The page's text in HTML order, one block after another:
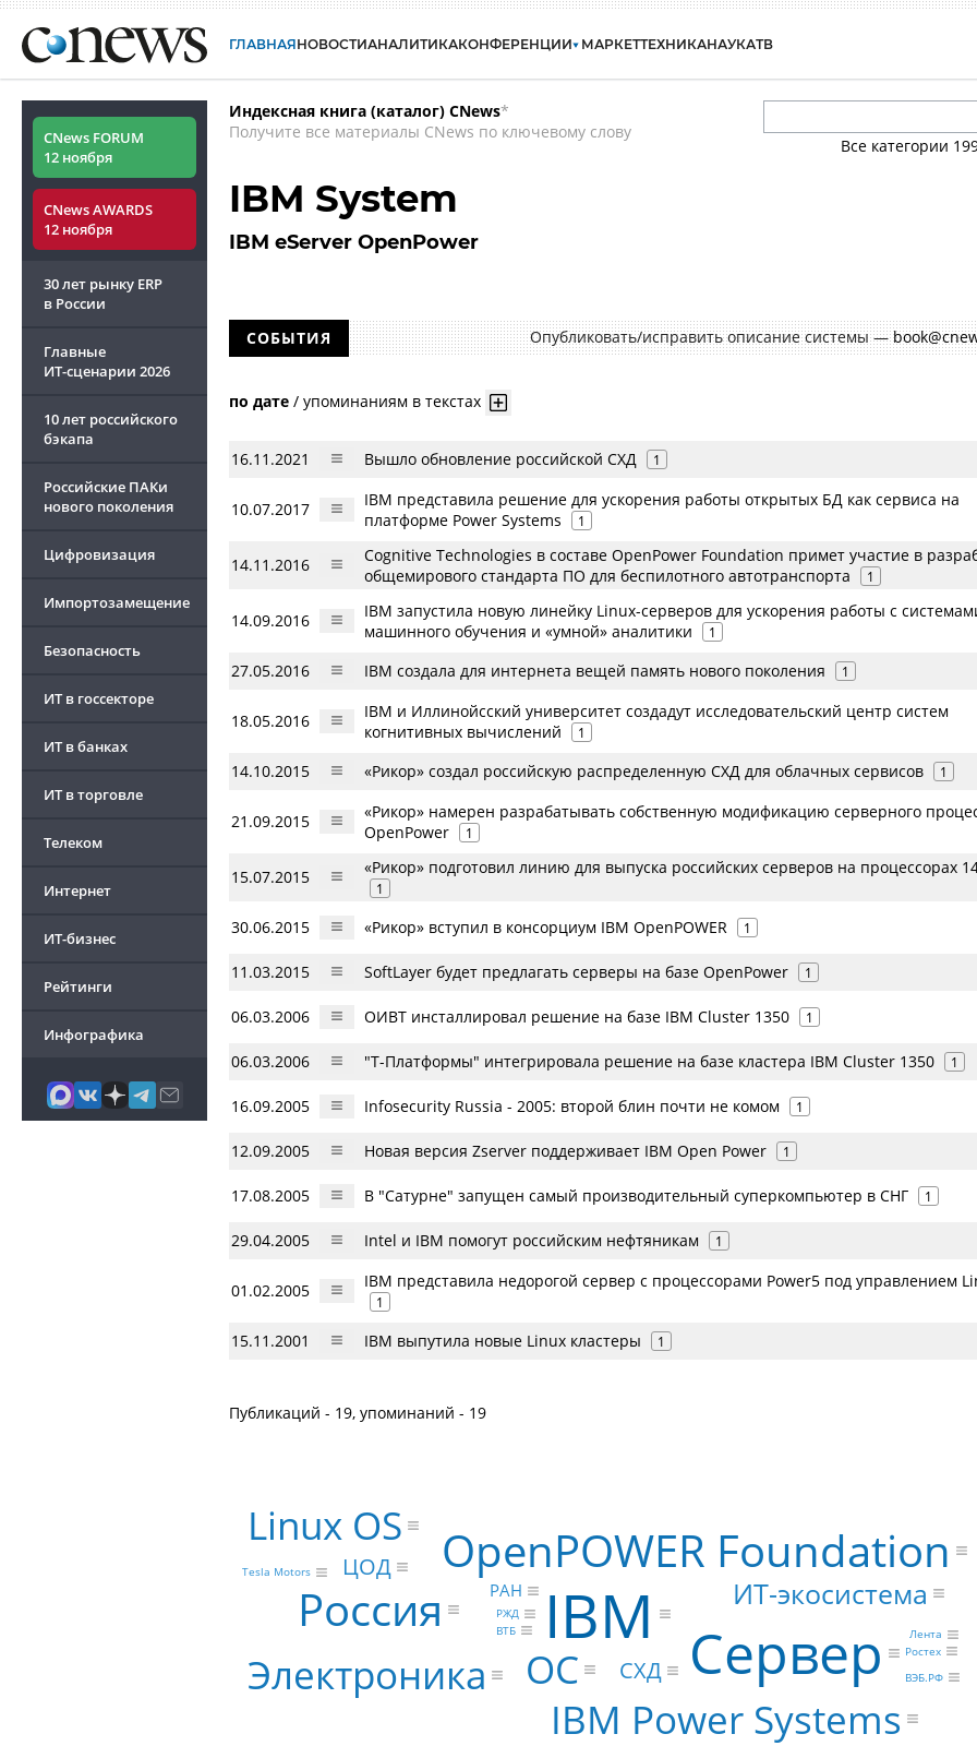
ГЛАВНАЯНОВОСТИАНАЛИТИКАКОНФЕРЕНЦИИ МАРКЕТТЕХНИКАНАУКАТВ
CNews FORUM
12 ноября
CNews AWARDS
12 ноября
30 лет рынку ERP
в России
Главные
ИТ-сценарии 2026
10 лет российского
бэкапа
Российские ПАКи
нового поколения
Цифровизация
Импортозамещение
Безопасность
ИТ в госсекторе
ИТ в банках
ИТ в торговле
Телеком
Интернет
ИТ-бизнес
Рейтинги
Инфографика
Индексная книга (каталог) CNews*
Получите все материалы CNews по ключевому слову
Все категории
IBM System
IBM eServer OpenPower
СОБЫТИЯ Опубликовать/исправить описание системы —
по дате / упоминаниям в текстах
16.11.2021 Вышло обновление российской СХД 1
10.07.2017
IBM представила решение для ускорения работы открытых БД как сервиса на
платформе Power Systems
1
14.11.2016
Cognitive Technologies в составе OpenPower Foundation примет участие в
общемирового стандарта ПО для беспилотного автотранспорта
1
14.09.2016
IBM запустила новую линейку Linux-серверов для ускорения работы с
машинного обучения и «умной» аналитики
1
27.05.2016 IBM создала для интернета вещей память нового поколения 1
18.05.2016
IBM и Иллинойсcкий университет создадут исследовательский центр систем
когнитивных вычислений
1
14.10.2015 «Рикор» создал российскую распределенную СХД для облачных сервисов 1
21.09.2015
«Рикор» намерен разрабатывать собственную модификацию серверного
OpenPower
1
15.07.2015 «Рикор» подготовил линию для выпуска российских серверов на процессорах
1
30.06.2015 «Рикор» вступил в консорциум IBM OpenPOWER 1
11.03.2015 SoftLayer будет предлагать серверы на базе OpenPower 1
06.03.2006 ОИВТ инсталлировал решение на базе IBM Сluster 1350 1
06.03.2006 "Т-Платформы" интегрировала решение на базе кластера IBM Сluster 1350 1
16.09.2005 Infosecurity Russia - 2005: второй блин почти не комом 1
12.09.2005 Новая версия Zserver поддерживает IBM Open Power 1
17.08.2005 В "Сатурне" запущен самый производительный суперкомпьютер в СНГ 1
29.04.2005 Intel и IBM помогут российским нефтяникам 1
01.02.2005 IBM представила недорогой сервер с процессорами Power5 под управлением
1
15.11.2001 IBM выпутила новые Linux кластеры 1
Публикаций - 19, упоминаний - 19
IBM Сервер
OpenPOWER Foundation
Россия
Электроника
Linux OS
IBM Power Systems
ОС
ИТ-экосистема
СХД
ЦОД
РАН
ВЭБ.РФ
РЖД
ВТБ
Ростех
Tesla Motors
Лента